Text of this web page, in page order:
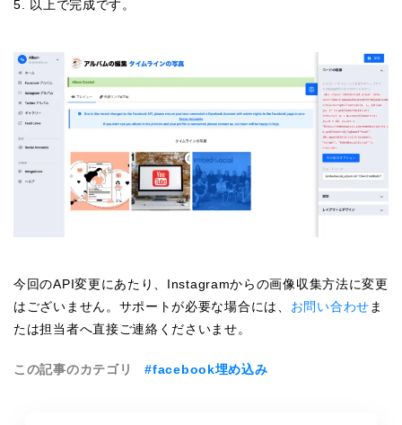
5. 以上で完成です。
今回のAPI変更にあたり、Instagramからの画像収集方法に変更
はございません。サポートが必要な場合には、 お問い合わせま
たは担当者へ直接ご連絡くださいませ。
この記事のカテゴリ #facebook埋め込み